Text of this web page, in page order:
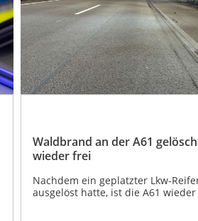
Waldbrand an der A61
wieder frei
Nachdem ein geplatzter Lkw-
ausgelöst hatte, ist die A61